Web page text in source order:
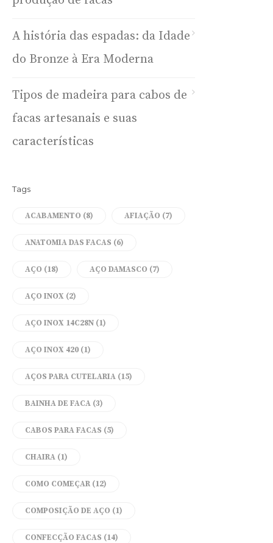
A história das espadas: da Idade
do Bronze à Era Moderna
Tipos de madeira para cabos de
facas artesanais e suas
características
Tags
ACABAMENTO (8) AFIAÇÃO (7)
ANATOMIA DAS FACAS (6)
AÇO (18) AÇO DAMASCO (7)
AÇO INOX (2)
AÇO INOX 14C28N (1)
AÇO INOX 420 (1)
AÇOS PARA CUTELARIA (15)
BAINHA DE FACA (3)
CABOS PARA FACAS (5)
CHAIRA (1)
COMO COMEÇAR (12)
COMPOSIÇÃO DE AÇO (1)
CONFECÇÃO FACAS (14)